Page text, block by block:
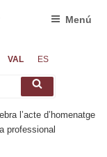
VAL ES
Cerca
Menú
l’acte d’homenatge
professional